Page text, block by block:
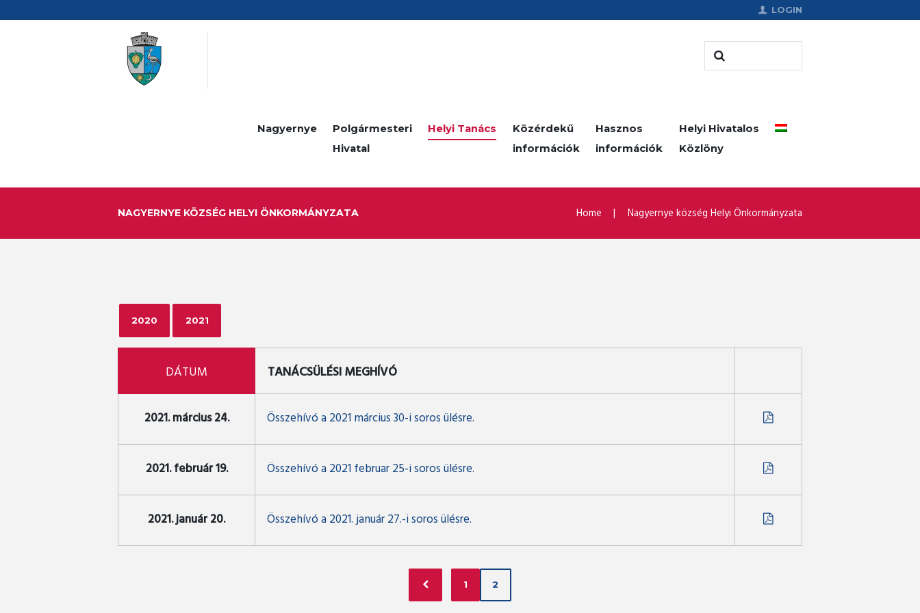
LOGIN
Nagyernye
Polgármesteri
Hivatal
Helyi Tanács
Közérdekű
információk
Hasznos
információk
Helyi Hivatalos
Közlöny
NAGYERNYE KÖZSÉG HELYI ÖNKORMÁNYZATA Home Nagyernye község Helyi Önkormányzata
2020 2021
DÁTUM TANÁCSÜLÉSI MEGHÍVÓ
2021. március 24. Összehívó a 2021 március 30-i soros ülésre.
2021. február 19. Összehívó a 2021 februar 25-i soros ülésre.
2021. január 20. Összehívó a 2021. január 27.-i soros ülésre.
1 2